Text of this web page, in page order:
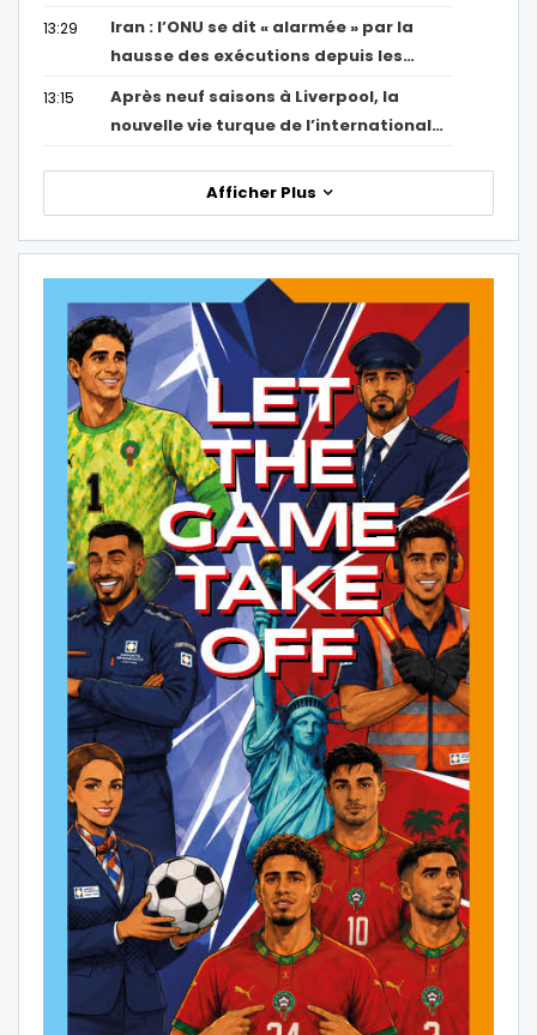
13:29
Iran : l’ONU se dit « alarmée » par la
hausse des exécutions depuis les…
13:15
Après neuf saisons à Liverpool, la
nouvelle vie turque de l’international…
Afficher Plus